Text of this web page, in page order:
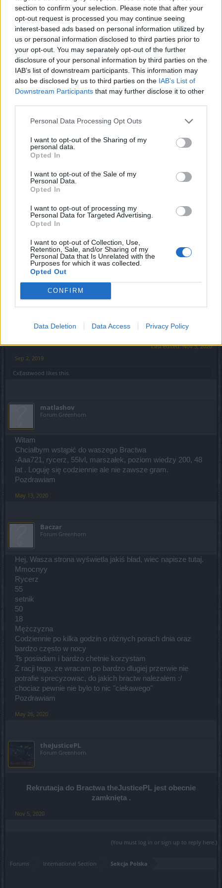
section to confirm your selection. Please note that after your
opt-out request is processed you may continue seeing
interest-based ads based on personal information utilized by
us or personal information disclosed to third parties prior to
your opt-out. You may separately opt-out of the further
disclosure of your personal information by third parties on the
IAB’s list of downstream participants. This information may
also be disclosed by us to third parties on the IAB’s List of
Downstream Participants that may further disclose it to other
Personal Data Processing Opt Outs
I want to opt-out of the Sharing of my
personal data.
Opted In
I want to opt-out of the Sale of my
Personal Data.
Opted In
I want to opt-out of processing my
Personal Data for Targeted Advertising.
Opted In
I want to opt-out of Collection, Use,
Retention, Sale, and/or Sharing of my
Personal Data that Is Unrelated with the
Purposes for which it was collected.
Opted Out
CONFIRM
Data Deletion Data Access Privacy Policy
- Miłą atmosferę w doborowym towarzystwie .
Kogo szukamy ?
- Osób pełnoletnich ;
- Aktywnych w grze ;
- Korzystających z komunikator TeamSpeak 3 ;(wymóg
konieczny)
- Kierujących się uczciwością ;
- Grających z zachowaniem zasady "fair play" ;
- Chętnych do wspólnej gry z innymi Członkami Bractwa ;
- Posiadających 55 poziom doświadczenia ;
- Posiadających 33 poziom wiedzy ;
Jeżeli uważasz, że spełniasz nasze wymagania i
chciałbyś do nas dołączyć, zapraszamy do złożenia
lub zostaw swoje zgłoszenie w tym wątku zgodnie ze
schematem :
- Nick w DSO ;
- Klasa postaci ;
- Poziom postaci ;
- Poziom wiedzy ;
- Wiek ;
- Płeć ;
- Jak często grasz ?
- Komunikator TS3 ;
zaakceptowany przez Członków Bractwa !
Last edited:Nov 5, 2020
Sep 2, 2019
CxEastwood likes this.
matlashov
Forum Greenhorn
Witam
Chciałbym wstąpić do waszego Bractwa
-Aaa721, rycerz, 55lvl, marszałek, poziom wiedzy 200, 48
lat . Loguję się codziennie ale nie zawsze gram.
Pozdrawiam
May 13, 2020
Baczar
Forum Greenhorn
Hej, Wasza strona wyświetla jakiś bład, wiec napisze tutaj.
Mmocnyy
Rycerz
55
setnik
50
18
Mężczyzna
Codziennie po kilka godzin o różnych porach dnia oraz
bardzo często w nocy
Ts posiadam i bardzo chetnie korzystam
Z racji tego, ze wracam po bardzo dlugiej przerwie nie
potrafie sprecyzowac, do jakich bractw nalezalem :/
chociaz pewnie nie bylo to nic "ciekawego"
Pozdrawiam
May 26, 2020
theJusticePL
Forum Greenhorn
Rekrutacja do Bractwa theJusticePL jest obecnie
zamknięta .
Nov 5, 2020
(You must log in or sign up to reply here.)
Forums International Section Sekcja Polska